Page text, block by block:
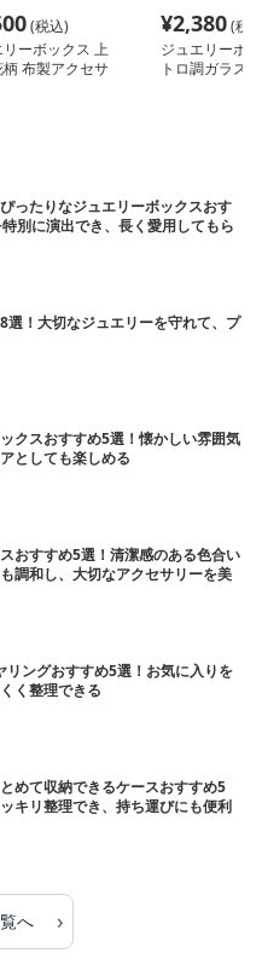
(税込)
リーボックス 上
布製アクセサ
¥2,380(税
ジュエリーボ
トロ調ガラス
ったりなジュエリーボックスおす
別に演出でき、長く愛用してもら
選！大切なジュエリーを守れて、プ
クスおすすめ5選！懐かしい雰囲気
としても楽しめる
おすすめ5選！清潔感のある色合い
調和し、大切なアクセサリーを美
リングおすすめ5選！お気に入りを
く整理できる
めて収納できるケースおすすめ5
キリ整理でき、持ち運びにも便利
へ ›